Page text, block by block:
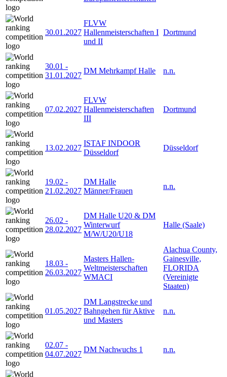
30.01.2027
FLVW
Hallenmeisterschaften I
und II
Dortmund
30.01 -
31.01.2027
DM Mehrkampf Halle n.n.
07.02.2027
FLVW
Hallenmeisterschaften
III
Dortmund
13.02.2027
ISTAF INDOOR
Düsseldorf
Düsseldorf
19.02 -
21.02.2027
DM Halle
Männer/Frauen
n.n.
26.02 -
28.02.2027
DM Halle U20 & DM
Winterwurf
M/W/U20/U18
Halle (Saale)
18.03 -
26.03.2027
Masters Hallen-
Weltmeisterschaften
WMACI
Alachua County,
Gainesville,
FLORIDA
(Vereinigte
Staaten)
01.05.2027
DM Langstrecke und
Bahngehen für Aktive
und Masters
n.n.
02.07 -
04.07.2027
DM Nachwuchs 1 n.n.